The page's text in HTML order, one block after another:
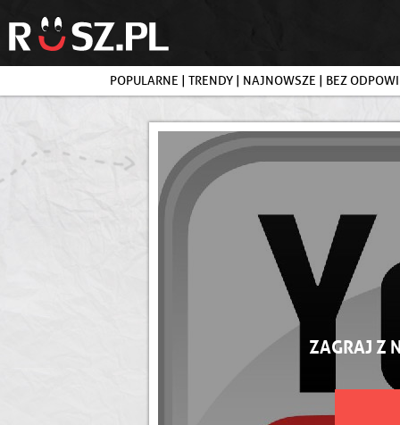
POPULARNE | TRENDY | NAJNOWSZE | BEZ
ZAGRAJ Z